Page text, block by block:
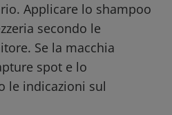
Applicare lo shampoo
secondo le
Se la macchia
spot e lo
le indicazioni sul